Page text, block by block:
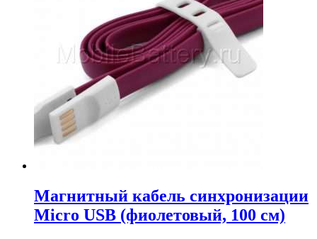
Магнитный кабель синхронизации
Micro USB (фиолетовый, 100 см)